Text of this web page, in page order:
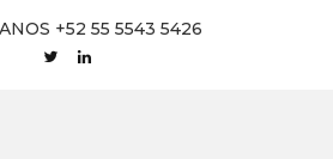
+52 55 5543 5426